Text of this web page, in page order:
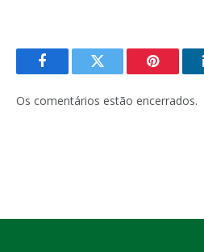
FacebookTwitter Pinterest
Os comentários estão encerrados.